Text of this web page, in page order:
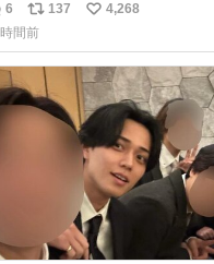
6
リ
ポ
ス
ト
数
137
い
ね
数
4,268
間前